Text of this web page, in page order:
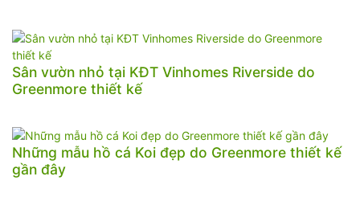
Sân vườn nhỏ tại KĐT Vinhomes Riverside do
Greenmore thiết kế
Những mẫu hồ cá Koi đẹp do Greenmore thiết kế
gần đây